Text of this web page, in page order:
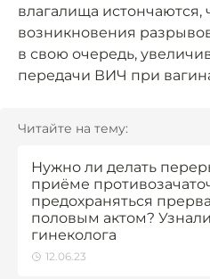
влагалища
возникновения
в свою очередь,
передачи ВИЧ при
Читайте на тему:
Нужно ли делать
приёме
предохраняться
половым актом?
гинеколога
12.06.23